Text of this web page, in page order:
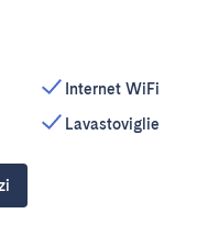
Internet WiFi
Lavastoviglie